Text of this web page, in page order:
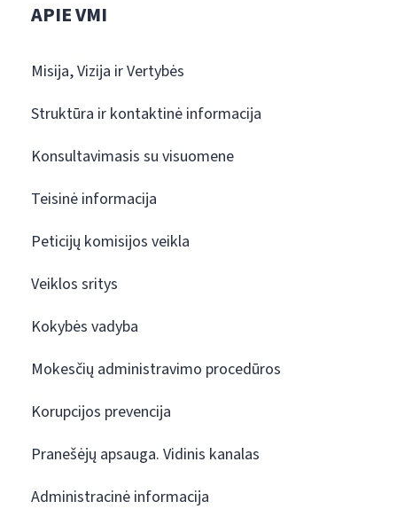
APIE VMI
Misija, Vizija ir Vertybės
Struktūra ir kontaktinė informacija
Konsultavimasis su visuomene
Teisinė informacija
Peticijų komisijos veikla
Veiklos sritys
Kokybės vadyba
Mokesčių administravimo procedūros
Korupcijos prevencija
Pranešėjų apsauga. Vidinis kanalas
Administracinė informacija